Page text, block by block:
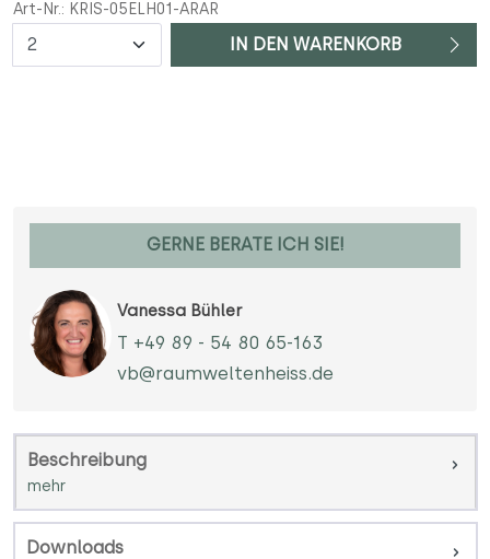
Art-Nr.: KRIS-05ELH01-ARAR
Anzahl IN DEN WARENKORB
GERNE BERATE ICH SIE!
Vanessa Bühler
T +49 89 - 54 80 65-163
vb@raumweltenheiss.de
Beschreibung
Downloads